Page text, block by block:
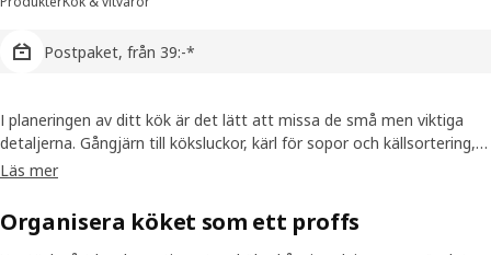
Postpaket, från 39:-*
I planeringen av ditt kök är det lätt att missa de små men viktiga
detaljerna. Gångjärn till köksluckor, kärl för sopor och källsortering,
förvaring under diskbänk och inredning till köksskåp. Detaljerna som
Läs mer
Organisera köket som ett proffs